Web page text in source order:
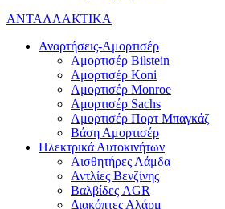
ΑΝΤΑΛΛΑΚΤΙΚΑ
Αναρτήσεις-Αμορτισέρ
Αμορτισέρ Bilstein
Αμορτισέρ Koni
Αμορτισέρ Monroe
Αμορτισέρ Sachs
Αμορτισέρ Πορτ Μπαγκάζ
Βάση Αμορτισέρ
Ηλεκτρικά Αυτοκινήτων
Αισθητήρες Λάμδα
Αντλίες Βενζίνης
Βαλβίδες AGR
Διακόπτες Αλάρμ